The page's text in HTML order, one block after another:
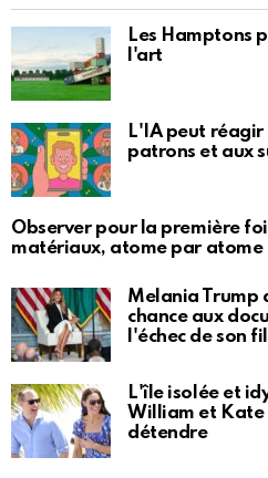
Les Hamptons
l'art
L'IA peut
patrons et aux
Observer pour la première
matériaux, atome par atome
Melania Trump
chance aux
l'échec de son
L'île isolée et
William et Kate
détendre